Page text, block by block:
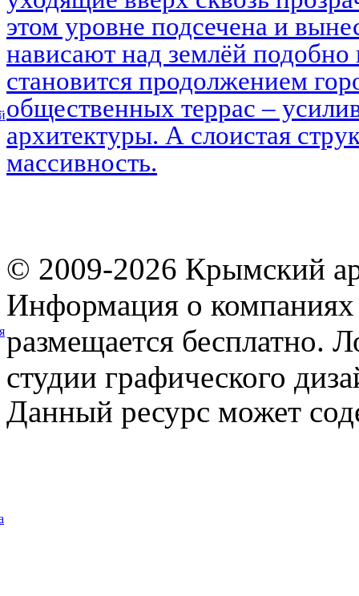
этом уровне подсечена и
нависают над землёй
становится продолжением
общественных террас –
архитектуры. А слоистая
массивность.
© 2009-2026 Крымский
Информация о компаниях
размещается бесплатно.
студии графического
Данный ресурс может